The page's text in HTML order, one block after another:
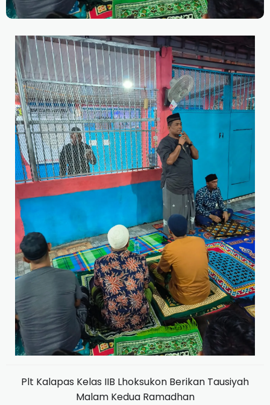
Plt Kalapas Kelas IIB Lhoksukon Berikan Tausiyah
Malam Kedua Ramadhan